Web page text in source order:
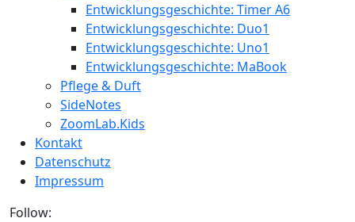
Entwicklungsgeschichte: Timer A6
Entwicklungsgeschichte: Duo1
Entwicklungsgeschichte: Uno1
Entwicklungsgeschichte: MaBook
Pflege & Duft
SideNotes
ZoomLab.Kids
Kontakt
Datenschutz
Impressum
Follow: